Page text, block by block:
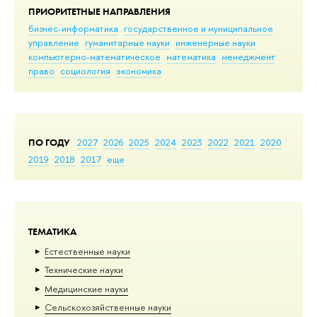
ПРИОРИТЕТНЫЕ НАПРАВЛЕНИЯ
бизнес-информатика государственное и муниципальное
управление гуманитарные науки инженерные науки
компьютерно-математическое математика менеджмент
право социология экономика
ПО ГОДУ 2027 2026 2025 2024 2023 2022 2021 2020
2019 2018 2017 еще
ТЕМАТИКА
Естественные науки
Тех­ничес­кие науки
Медицинские науки
Сельскохозяйственные науки